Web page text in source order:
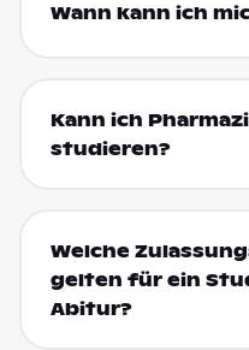
Wann kann ich
Kann ich
studieren?
Welche
gelten für ein
Abitur?